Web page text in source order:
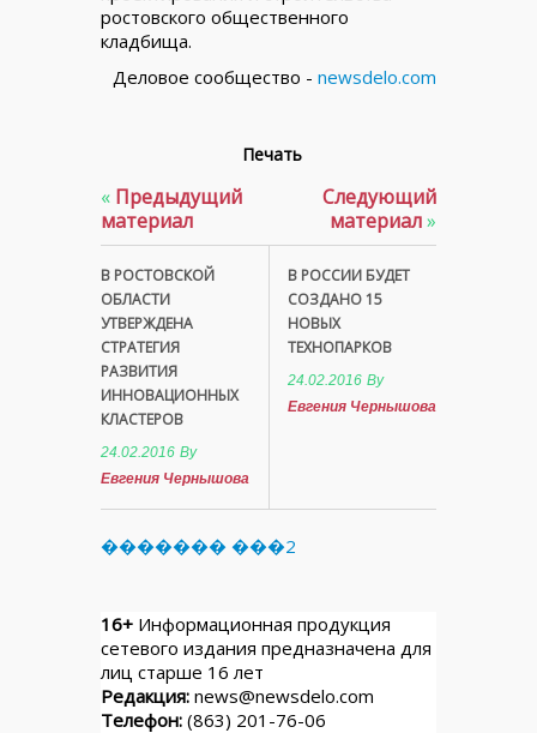
ростовского общественного
кладбища.
Деловое сообщество - newsdelo.com
Печать
« Предыдущий
материал
В РОСТОВСКОЙ
ОБЛАСТИ
УТВЕРЖДЕНА
СТРАТЕГИЯ
РАЗВИТИЯ
ИННОВАЦИОННЫХ
КЛАСТЕРОВ
24.02.2016 By
Евгения Чернышова
Следующий
материал»
В РОССИИ БУДЕТ
СОЗДАНО 15
НОВЫХ
ТЕХНОПАРКОВ
24.02.2016 By
Евгения Чернышова
������� ���2
16+ Информационная продукция
сетевого издания предназначена для
лиц старше 16 лет
Редакция: news@newsdelo.com
Телефон: (863) 201-76-06